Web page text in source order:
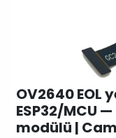
OV2640 EOL
ESP32/MCU
modülü |